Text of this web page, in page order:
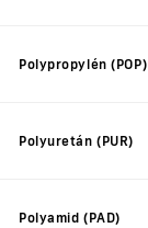
Polypropylén (POP)
Polyuretán (PUR)
Polyamid (PAD)